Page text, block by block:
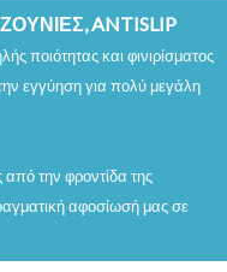
ANTISLIP
ποιότητας και φινιρίσματος
εγγύηση για πολύ μεγάλη
την φροντίδα της
αφοσίωσή μας σε